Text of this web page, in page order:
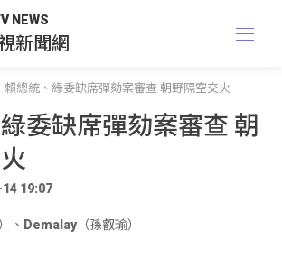
NEWS
新聞網
賴總統、綠委缺席彈劾案審查 朝野隔空交火
委缺席彈劾案審查 朝
19:07
、 Demalay（孫叡瑜）